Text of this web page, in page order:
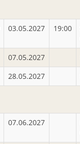
03.05.2027 19:00
07.05.2027
28.05.2027
07.06.2027